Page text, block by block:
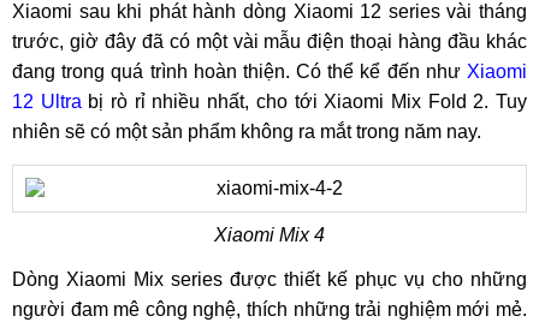
Xiaomi sau khi phát hành dòng Xiaomi 12 series vài tháng
trước, giờ đây đã có một vài mẫu điện thoại hàng đầu khác
đang trong quá trình hoàn thiện. Có thể kể đến như Xiaomi
12 Ultra bị rò rỉ nhiều nhất, cho tới Xiaomi Mix Fold 2. Tuy
nhiên sẽ có một sản phẩm không ra mắt trong năm nay.
Xiaomi Mix 4
Dòng Xiaomi Mix series được thiết kế phục vụ cho những
người đam mê công nghệ, thích những trải nghiệm mới mẻ.